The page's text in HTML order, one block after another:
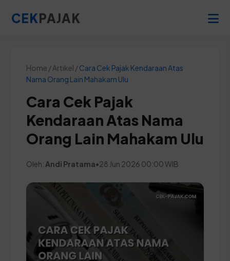
CEKPAJAK
Home / Artikel /Cara Cek Pajak Kendaraan Atas
Nama Orang Lain Mahakam Ulu
Cara Cek Pajak
Kendaraan Atas Nama
Orang Lain Mahakam Ulu
Oleh: Andi Pratama•28 Jun 2026 00:00 WIB